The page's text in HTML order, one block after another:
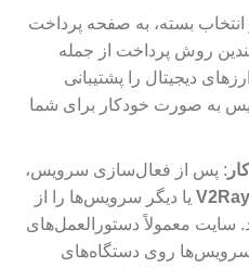
بسته، به صفحه پرداخت
روش پرداخت از جمله
دیجیتال را پشتیبانی
به صورت خودکار برای شما
: پس از فعال‌سازی سرویس،
V2Ray یا دیگر سرویس‌ها را از
سایت معمولاً دستورالعمل‌های
روی دستگاه‌های